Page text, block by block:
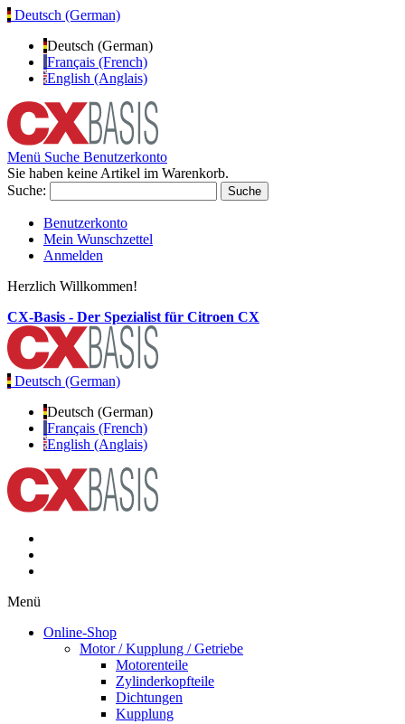
Deutsch (German)
Deutsch (German)
Français (French)
English (Anglais)
Menü Suche Benutzerkonto
Sie haben keine Artikel im Warenkorb.
Suche:
Suche
Benutzerkonto
Mein Wunschzettel
Anmelden
Herzlich Willkommen!
CX-Basis - Der Spezialist für Citroen CX
Deutsch (German)
Deutsch (German)
Français (French)
English (Anglais)
Menü
Online-Shop
Motor / Kupplung / Getriebe
Motorenteile
Zylinderkopfteile
Dichtungen
Kupplung